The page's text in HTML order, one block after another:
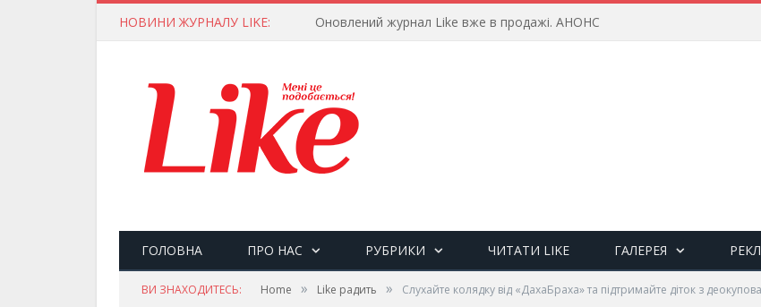
НОВИНИ ЖУРНАЛУ LIKE: Оновлений журнал Like вже в продажі. АНОНС
ГОЛОВНА ПРО НАС РУБРИКИ ЧИТАТИ LIKE ГАЛЕРЕЯ
ВИ ЗНАХОДИТЕСЬ: Home » Like радить » Слухайте колядку від «ДахаБраха» та підтримайте діток з